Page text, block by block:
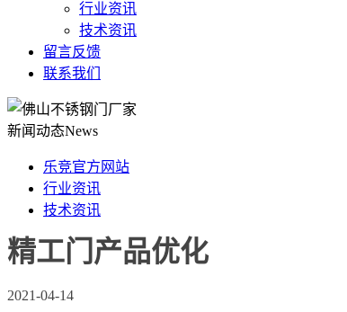
行业资讯
技术资讯
留言反馈
联系我们
新闻动态News
乐竞官方网站
行业资讯
技术资讯
精工门产品优化
2021-04-14